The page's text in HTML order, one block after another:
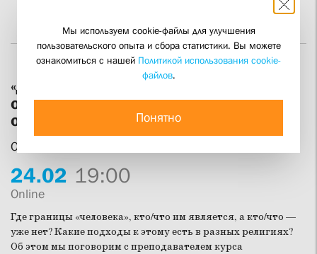
«Дано мне тело...»: религиозная этика
о проблеме вмешательства в
организм человека
Открытая лекция Ольги Ярошевской
24.02 19:00
Online
Где границы «человека», кто/что им является, а кто/что —
уже нет? Какие подходы к этому есть в разных религиях?
Об этом мы поговорим с преподавателем курса
Мы используем cookie-файлы для улучшения
пользовательского опыта и сбора статистики. Вы можете
ознакомиться с нашей Политикой использования cookie-
файлов.
Понятно